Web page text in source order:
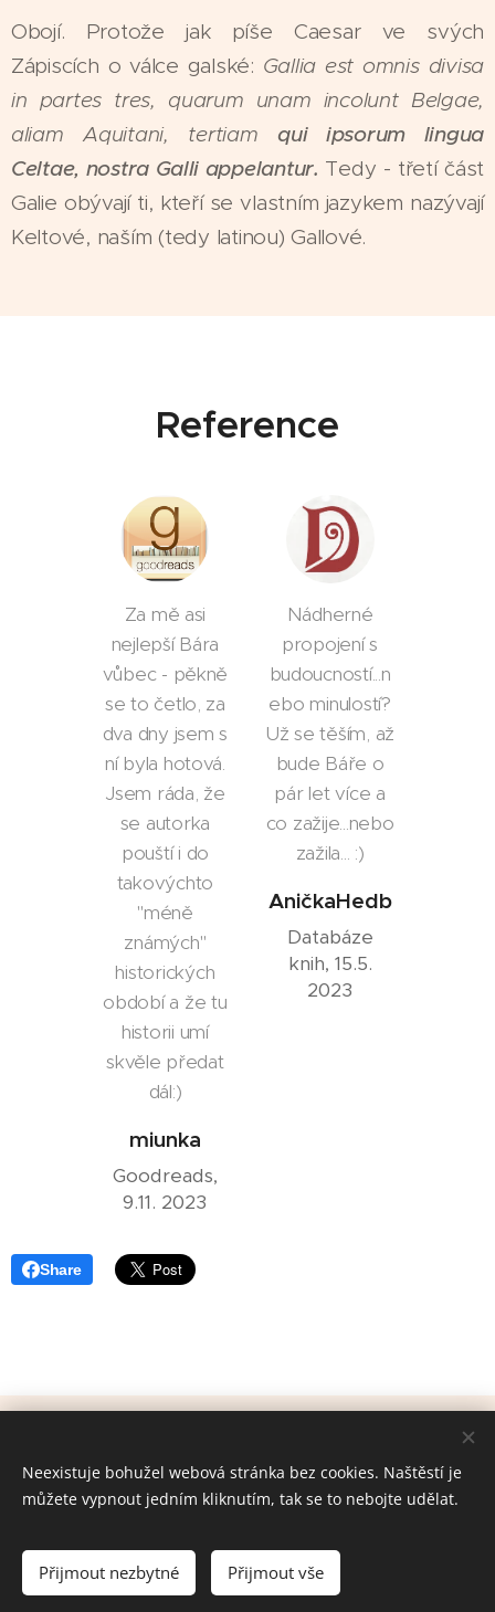
Obojí. Protože jak píše Caesar ve svých
Zápiscích o válce galské: Gallia est omnis divisa
in partes tres, quarum unam incolunt Belgae,
aliam Aquitani, tertiamqui ipsorum lingua
Celtae, nostra Galli appelantur. Tedy - třetí část
Galie obývají ti, kteří se vlastním jazykem nazývají
Keltové, naším (tedy latinou) Gallové.
Reference
Za mě asi
nejlepší Bára
vůbec - pěkně
se to četlo, za
dva dny jsem s
ní byla hotová.
Jsem ráda, že
se autorka
pouští i do
takovýchto
"méně
známých"
historických
období a že tu
historii umí
skvěle předat
dál:)
miunka
Goodreads,
9.11. 2023
Nádherné
propojení s
budoucností...n
ebo minulostí?
Už se těším, až
bude Báře o
pár let více a
co zažije...nebo
zažila... :)
AničkaHedb
Databáze
knih, 15.5.
2023
Share
Cookies
Čeština
English Français Deutsch
Neexistuje bohužel webová stránka bez cookies. Naštěstí je
můžete vypnout jedním kliknutím, tak se to nebojte udělat.
Přijmout nezbytné Přijmout vše